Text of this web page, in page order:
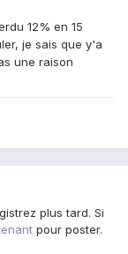
12% en 15
je sais que y'a
une raison
plus tard. Si
pour poster.